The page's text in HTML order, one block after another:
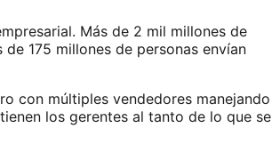
Más de 2 mil millones de
175 millones de personas envían
con múltiples vendedores manejando
los gerentes al tanto de lo que se